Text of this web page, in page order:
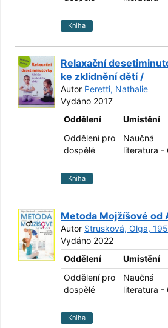
Kniha
Relaxační
ke zklidnění dětí /
Autor Peretti, Nathalie
Vydáno 2017
Oddělení
Umístění
Oddělení pro
dospělé
Naučná
literatura -
Kniha
Metoda Mojžíšové od
Autor Strusková, Olga,
Vydáno 2022
Oddělení
Umístění
Oddělení pro
dospělé
Naučná
literatura -
Kniha